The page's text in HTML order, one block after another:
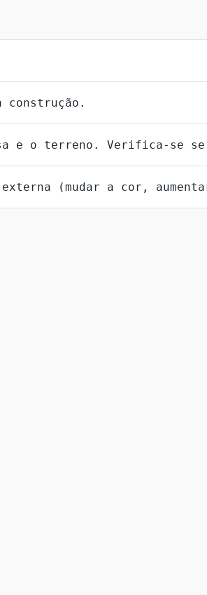
construção.
e o terreno. Verifica-se
(mudar a cor,